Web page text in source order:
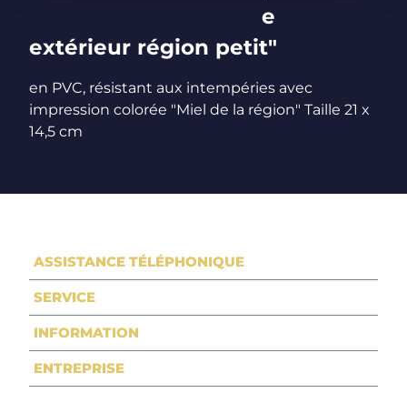
e
extérieur région petit"
en PVC, résistant aux intempéries avec
impression colorée "Miel de la région" Taille 21 x
14,5 cm
ASSISTANCE TÉLÉPHONIQUE
SERVICE
INFORMATION
ENTREPRISE